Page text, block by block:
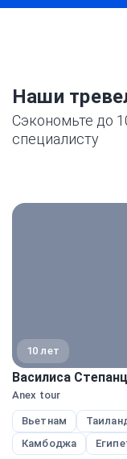
Наши
Сэкономьте до
специалисту
10 лет
Василиса
Anex tour
Вьетнам
Камбоджа